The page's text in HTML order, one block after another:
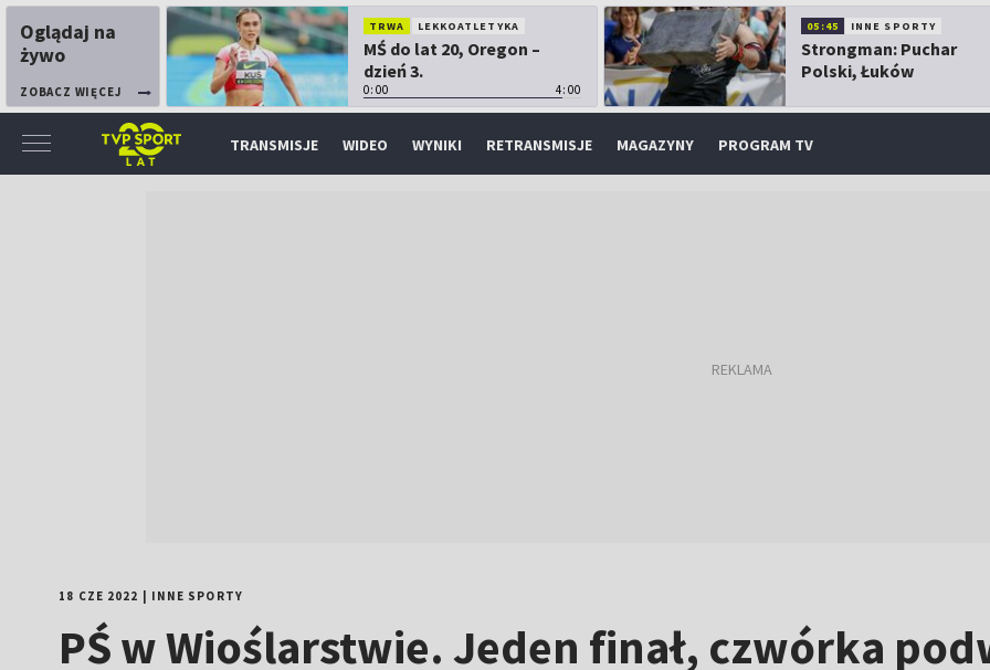
Oglądaj na
żywo
ZOBACZ WIĘCEJ
TRWA LEKKOATLETYKA
MŚ do lat 20, Oregon –
dzień 3.
0:00 4:00
05:45 INNE SPORTY
Strongman: Puchar
Polski, Łuków
TRANSMISJE WIDEO WYNIKI RETRANSMISJE MAGAZYNY PROGRAM TV
18 CZE 2022 INNE SPORTY
PŚ w Wioślarstwie. Jeden finał, czwórka